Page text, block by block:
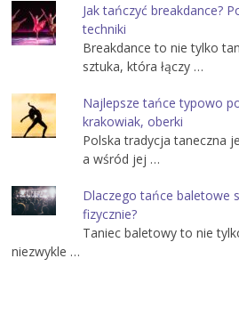
Jak tańczyć breakdance?
techniki
Breakdance to nie tylko
sztuka, która łączy …
Najlepsze tańce typowo
krakowiak, oberki
Polska tradycja taneczna
a wśród jej …
Dlaczego tańce baletowe
fizycznie?
Taniec baletowy to nie
niezwykle …